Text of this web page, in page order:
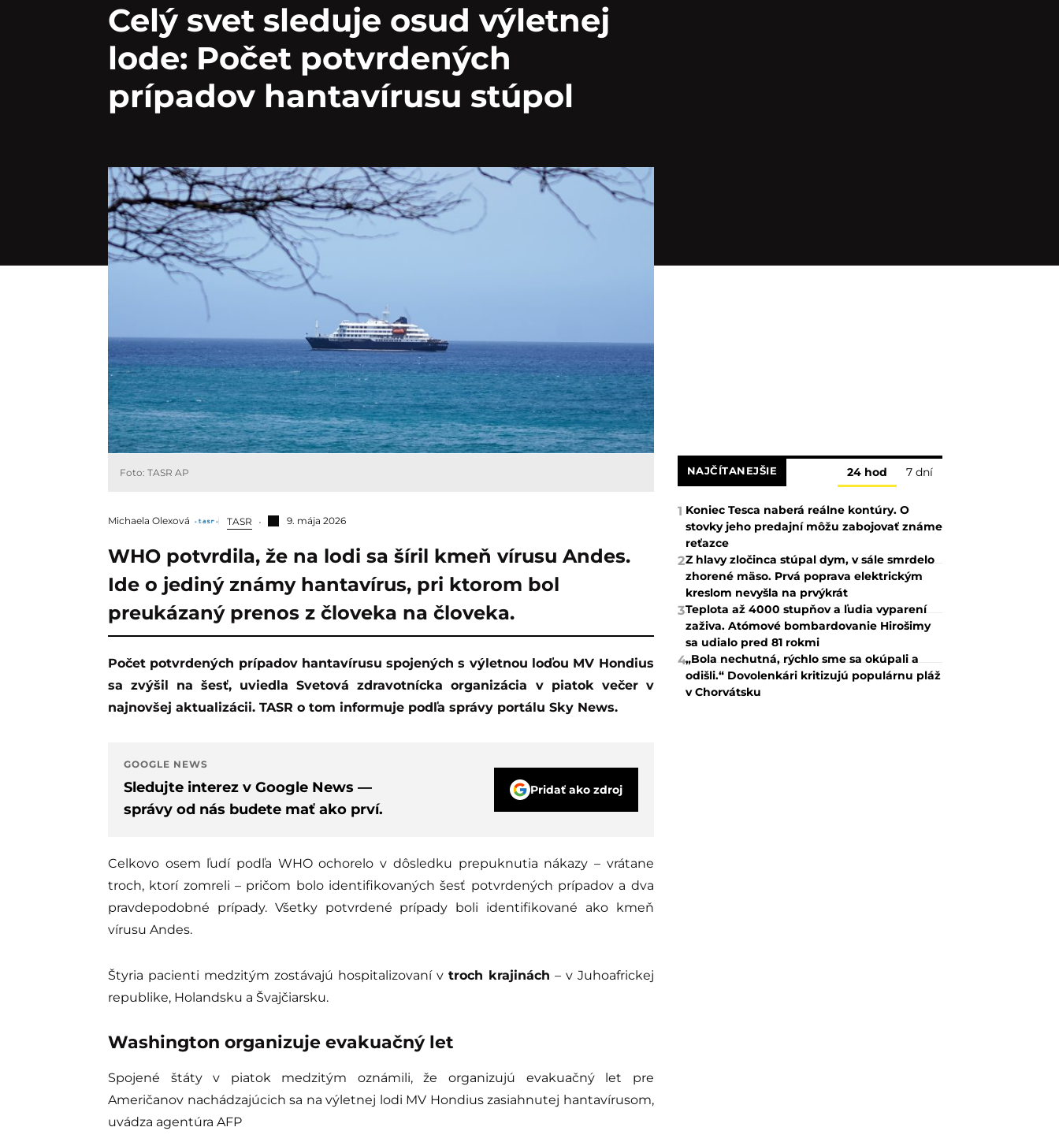
Celý svet sleduje osud výletnej
lode: Počet potvrdených
prípadov hantavírusu stúpol
Foto: TASR AP
Michaela Olexová TASR 9. mája 2026
WHO potvrdila, že na lodi sa šíril kmeň vírusu Andes.
Ide o jediný známy hantavírus, pri ktorom bol
preukázaný prenos z človeka na človeka.
Počet potvrdených prípadov hantavírusu spojených s výletnou loďou MV Hondius
sa zvýšil na šesť, uviedla Svetová zdravotnícka organizácia v piatok večer v
najnovšej aktualizácii. TASR o tom informuje podľa správy portálu Sky News.
GOOGLE NEWS
Sledujte interez v Google News —
správy od nás budete mať ako prví.
Pridať ako zdroj
Celkovo osem ľudí podľa WHO ochorelo v dôsledku prepuknutia nákazy – vrátane
troch, ktorí zomreli – pričom bolo identifikovaných šesť potvrdených prípadov a dva
pravdepodobné prípady. Všetky potvrdené prípady boli identifikované ako kmeň
vírusu Andes.
Štyria pacienti medzitým zostávajú hospitalizovaní v troch krajinách – v Juhoafrickej
republike, Holandsku a Švajčiarsku.
Washington organizuje evakuačný let
Spojené štáty v piatok medzitým oznámili, že organizujú evakuačný let pre
Američanov nachádzajúcich sa na výletnej lodi MV Hondius zasiahnutej hantavírusom,
uvádza agentúra AFP
NAJČÍTANEJŠIE 24 hod 7 dní
1 Koniec Tesca naberá reálne kontúry. O
stovky jeho predajní môžu zabojovať známe
reťazce
2Z hlavy zločinca stúpal dym, v sále smrdelo
zhorené mäso. Prvá poprava elektrickým
kreslom nevyšla na prvýkrát
3Teplota až 4000 stupňov a ľudia vyparení
zaživa. Atómové bombardovanie Hirošimy
sa udialo pred 81 rokmi
4„Bola nechutná, rýchlo sme sa okúpali a
odišli.“ Dovolenkári kritizujú populárnu pláž
v Chorvátsku